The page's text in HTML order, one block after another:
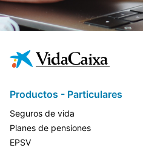
Productos - Particulares
Seguros de vida
Planes de pensiones
EPSV